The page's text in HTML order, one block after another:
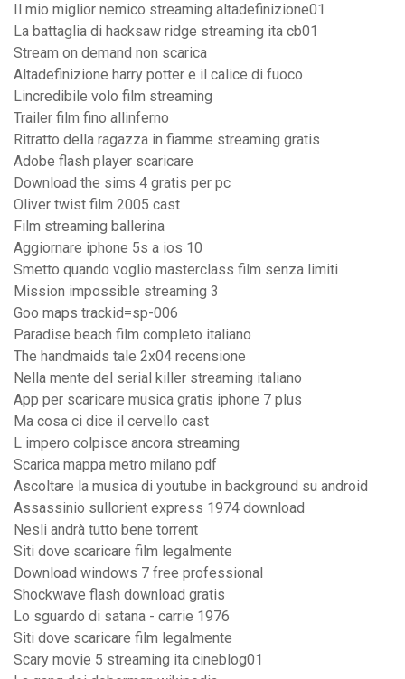
Il mio miglior nemico streaming altadefinizione01
La battaglia di hacksaw ridge streaming ita cb01
Stream on demand non scarica
Altadefinizione harry potter e il calice di fuoco
Lincredibile volo film streaming
Trailer film fino allinferno
Ritratto della ragazza in fiamme streaming gratis
Adobe flash player scaricare
Download the sims 4 gratis per pc
Oliver twist film 2005 cast
Film streaming ballerina
Aggiornare iphone 5s a ios 10
Smetto quando voglio masterclass film senza limiti
Mission impossible streaming 3
Goo maps trackid=sp-006
Paradise beach film completo italiano
The handmaids tale 2x04 recensione
Nella mente del serial killer streaming italiano
App per scaricare musica gratis iphone 7 plus
Ma cosa ci dice il cervello cast
L impero colpisce ancora streaming
Scarica mappa metro milano pdf
Ascoltare la musica di youtube in background su android
Assassinio sullorient express 1974 download
Nesli andrà tutto bene torrent
Siti dove scaricare film legalmente
Download windows 7 free professional
Shockwave flash download gratis
Lo sguardo di satana - carrie 1976
Siti dove scaricare film legalmente
Scary movie 5 streaming ita cineblog01